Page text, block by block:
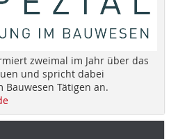
zweimal im Jahr über das
und spricht dabei
Tätigen an.